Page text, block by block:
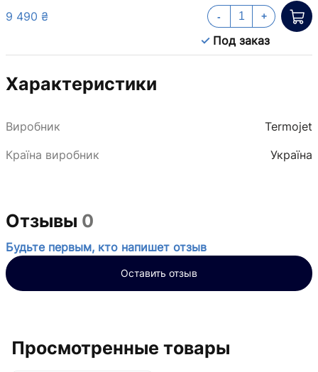
9 490 ₴
Под заказ
- +
Характеристики
Виробник
Termojet
Країна виробник
Україна
Отзывы 0
Будьте первым, кто напишет отзыв
Оставить отзыв
Просмотренные товары